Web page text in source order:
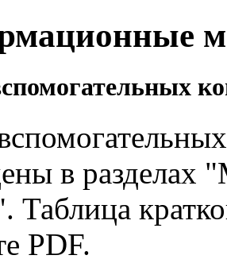
в разделах
Таблица
PDF.